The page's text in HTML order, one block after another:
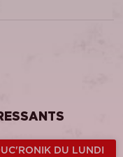
DU LUNDI